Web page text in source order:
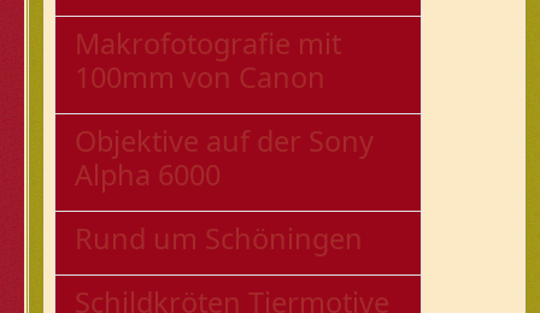
Makrofotografie mit
100mm von Canon
Objektive auf der Sony
Alpha 6000
Rund um Schöningen
Schildkröten Tiermotive